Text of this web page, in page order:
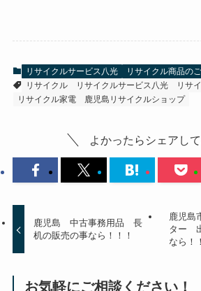
リサイクルサービス八光 リサイクル商品の
リサイクル
リサイクルサービス八光
リサ
リサイクル家電
鹿児島リサイクルショップ
よかったらシェアして
鹿児島 中古事務用品 長
机の販売の事なら！！！
鹿児島
ター
なら！
お気軽にご相談ください！